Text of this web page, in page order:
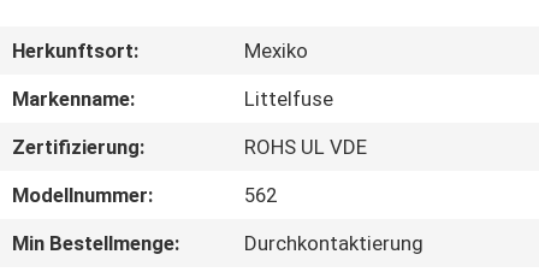
ÜBER
FABRIK-
AUSFLUG
Herkunftsort:
Mexiko
Markenname:
Littelfuse
Zertifizierung:
ROHS UL VDE
Modellnummer:
562
Min Bestellmenge:
Durchkontaktierung